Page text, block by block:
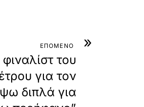
»
ΕΠΟΜΕΝΟ
του
για τον
διπλά για